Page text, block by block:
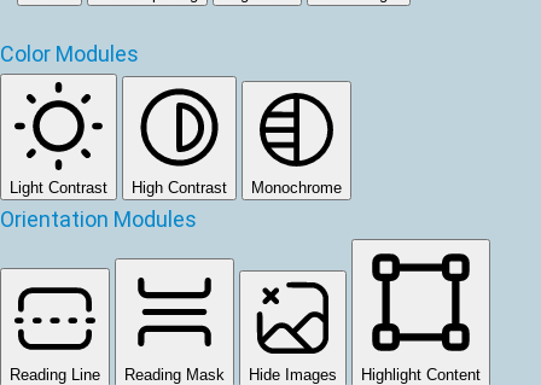
Color Modules
Light Contrast High Contrast Monochrome
Orientation Modules
Reading Line Reading Mask Hide Images Highlight Content